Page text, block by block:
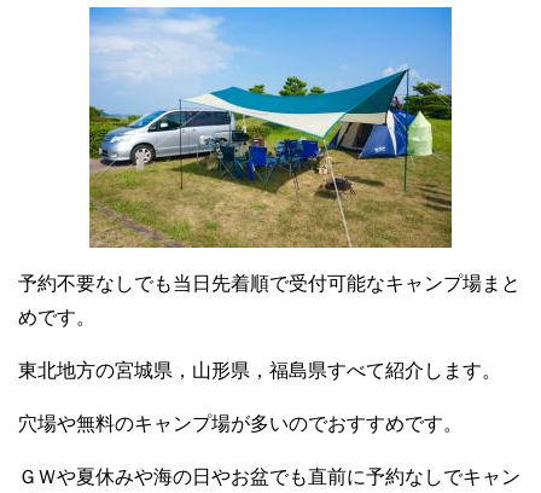
予約不要なしでも当日先着順で受付可能なキャンプ場まと
めです。
東北地方の宮城県，山形県，福島県すべて紹介します。
穴場や無料のキャンプ場が多いのでおすすめです。
ＧＷや夏休みや海の日やお盆でも直前に予約なしでキャン